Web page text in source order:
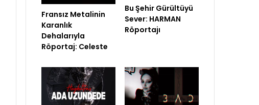
Fransız Metalinin
Karanlık
Dehalarıyla
Röportaj: Celeste
Bu Şehir Gürültüyü
Sever: HARMAN
Röportajı